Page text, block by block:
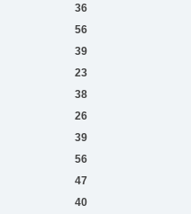
36
56
39
23
38
26
39
56
47
40